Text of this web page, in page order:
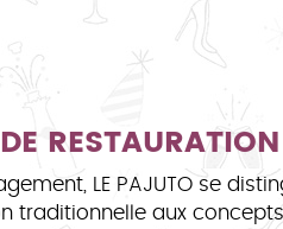
LE PAJUTO se
traditionnelle aux